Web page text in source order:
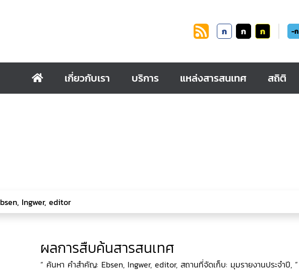
ก ก ก -ก
เกี่ยวกับเรา บริการ แหล่งสารสนเทศ สถิติ
ผลการสืบค้นสารสนเทศ
“ ค้นหา คำสำคัญ: Ebsen, Ingwer, editor, สถานที่จัดเก็บ: มุมรายงานประจำปี, ”